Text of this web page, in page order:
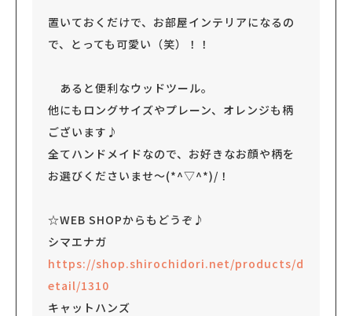
置いておくだけで、お部屋インテリアになるの
で、とっても可愛い（笑）！！
あると便利なウッドツール。
他にもロングサイズやプレーン、オレンジも柄
ございます♪
全てハンドメイドなので、お好きなお顔や柄を
お選びくださいませ～(*^▽^*)/！
☆WEB SHOPからもどうぞ♪
シマエナガ
https://shop.shirochidori.net/products/d
etail/1310
キャットハンズ